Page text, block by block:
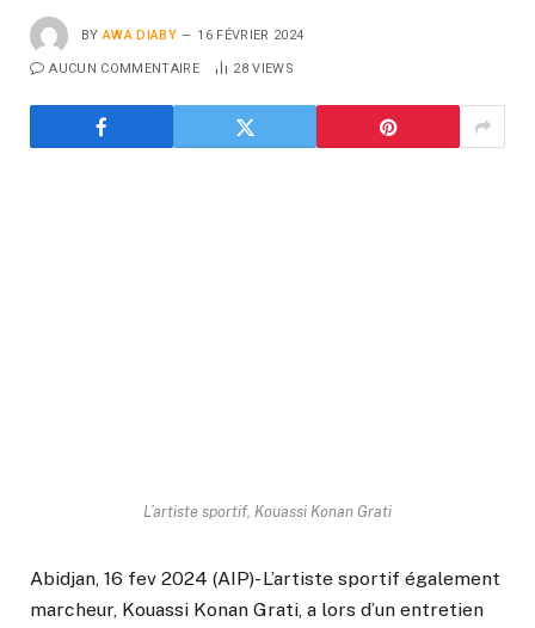
BY AWA DIABY 16 FÉVRIER 2024
AUCUN COMMENTAIRE 28VIEWS
L’artiste sportif, Kouassi Konan Grati
Abidjan, 16 fev 2024 (AIP)- L’artiste sportif également
marcheur, Kouassi Konan Grati, a lors d’un entretien